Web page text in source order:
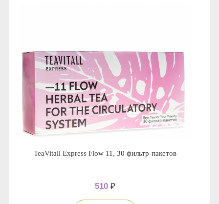
TeaVitall Express Flow 11, 30 фильтр-пакетов
510 ₽